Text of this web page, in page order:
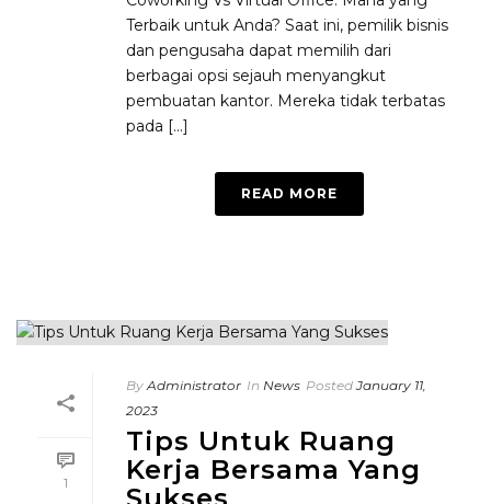
Terbaik untuk Anda? Saat ini, pemilik bisnis
dan pengusaha dapat memilih dari
berbagai opsi sejauh menyangkut
pembuatan kantor. Mereka tidak terbatas
pada [...]
READ MORE
1
By Administrator In News Posted January 11,
2023
Tips Untuk Ruang
Kerja Bersama Yang